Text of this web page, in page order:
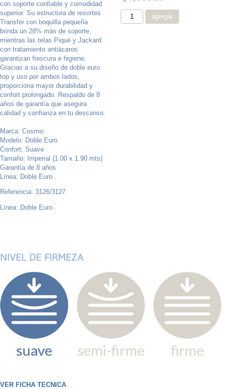
con soporte confiable y comodidad
superior. Su estructura de resortes
Transfer con boquilla pequeña
brinda un 28% más de soporte,
mientras las telas Piqué y Jackard
con tratamiento antiácaros
garantizan frescura e higiene.
Gracias a su diseño de doble euro
top y uso por ambos lados,
proporciona mayor durabilidad y
confort prolongado. Respaldo de 8
años de garantía que asegura
calidad y confianza en tu descanso.
Marca: Cosmic
Modelo: Doble Euro
Confort: Suave
Tamaño: Imperial (1.00 x 1.90 mts)
Garantía de 8 años
Línea: Doble Euro
Referencia: 3126/3127
Línea: Doble Euro
NIVEL DE FIRMEZA
VER FICHA TECNICA